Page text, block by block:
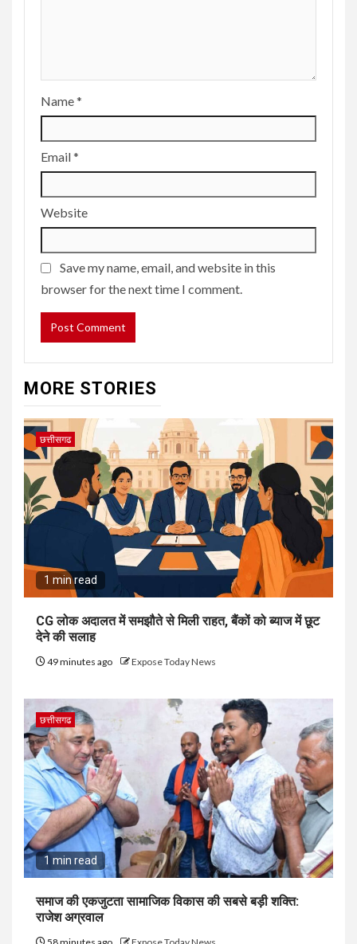
Name*
Email*
Website
Save my name, email, and website in this
browser for the next time I comment.
MORE STORIES
छत्तीसगढ
1 min read
CG लोक अदालत में समझौते से मिली राहत, बैंकों को ब्याज में छूट
देने की सलाह
49 minutes ago Expose Today News
छत्तीसगढ
1 min read
समाज की एकजुटता सामाजिक विकास की सबसे बड़ी शक्ति:
राजेश अग्रवाल